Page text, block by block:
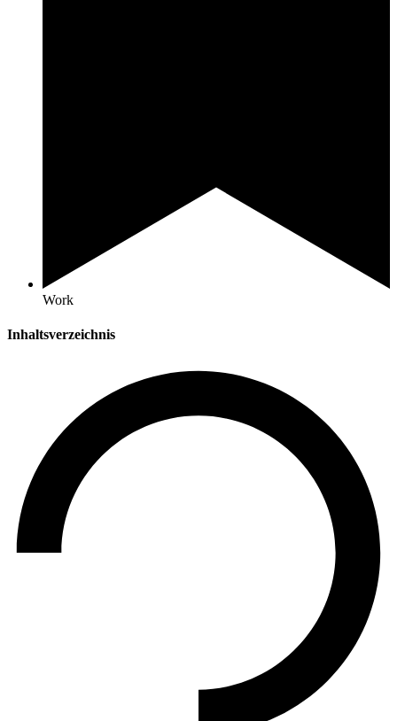
Work
Inhaltsverzeichnis